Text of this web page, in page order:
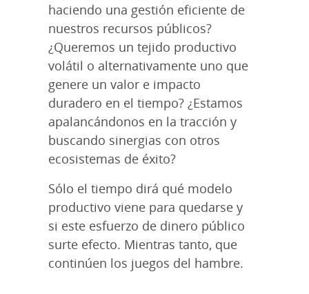
haciendo una gestión eficiente de
nuestros recursos públicos?
¿Queremos un tejido productivo
volátil o alternativamente uno que
genere un valor e impacto
duradero en el tiempo? ¿Estamos
apalancándonos en la tracción y
buscando sinergias con otros
ecosistemas de éxito?
Sólo el tiempo dirá qué modelo
productivo viene para quedarse y
si este esfuerzo de dinero público
surte efecto. Mientras tanto, que
continúen los juegos del hambre.